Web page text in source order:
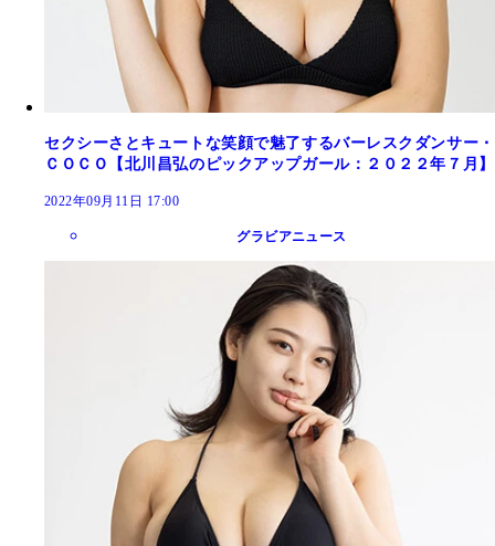
セクシーさとキュートな笑顔で魅了するバーレスクダンサー・
ＣＯＣＯ【北川昌弘のピックアップガール：２０２２年７月】
2022年09月11日 17:00
グラビアニュース